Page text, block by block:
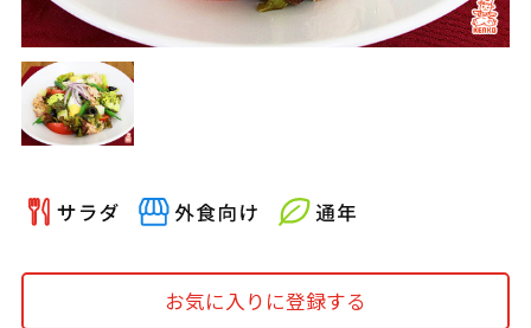
お気に入りに登録する